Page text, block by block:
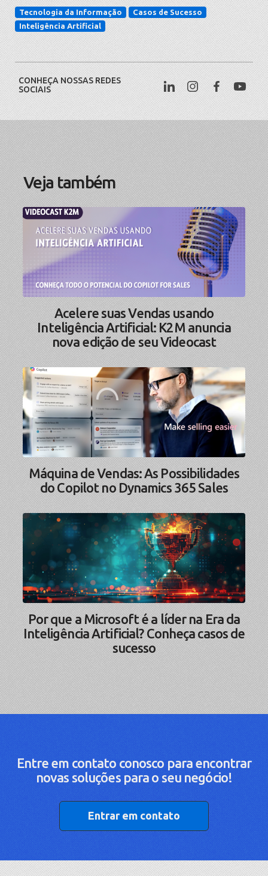
Tecnologia da Informação
Casos de Sucesso
Inteligência Artificial
CONHEÇA NOSSAS REDES
SOCIAIS
Veja também
Acelere suas Vendas usando
Inteligência Artificial: K2M anuncia
nova edição de seu Videocast
Máquina de Vendas: As Possibilidades
do Copilot no Dynamics 365 Sales
Por que a Microsoft é a líder na Era da
Inteligência Artificial? Conheça casos de
sucesso
Entre em contato conosco para encontrar
novas soluções para o seu negócio!
Entrar em contato